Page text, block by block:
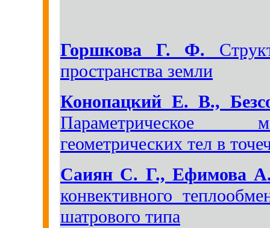
Горшкова Г. Ф.
пространства земли
Конопацкий Е. В.,
Параметрическое
геометрических тел в
Саиян С. Г., Ефимова
конвективного
шатрового типа